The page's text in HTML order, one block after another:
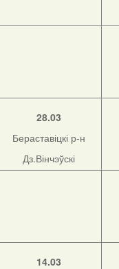
28.03
Бераставіцкі р-н
Дз.Вінчэўскі
14.03